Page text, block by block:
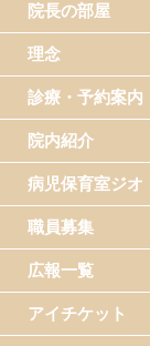
院長の部屋
理念
診療・予約案内
院内紹介
病児保育室ジオ
職員募集
広報一覧
アイチケット